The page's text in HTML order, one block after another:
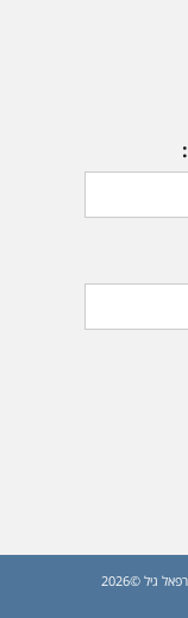
כל הזכויות שמורות לאיגוד המהנדסים והמהנדס רפאל גיל ©2026